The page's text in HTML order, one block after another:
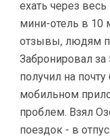
ехать через
мини-отель в 10
отзывы, людям
Забронировал за
получил на
мобильном
проблем. Взял
поездок - в